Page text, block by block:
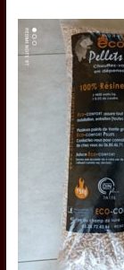
des
combustibles